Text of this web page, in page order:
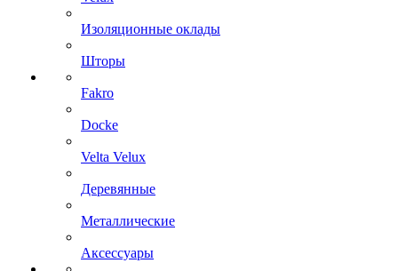
Изоляционные оклады
Шторы
Fakro
Docke
Velta Velux
Деревянные
Металлические
Аксессуары